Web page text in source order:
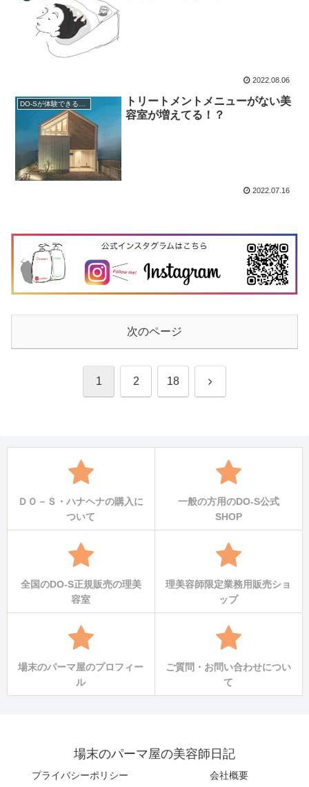
2022.08.06
トリートメントメニューがない美
容室が増えてる！？
2022.07.16
次のページ
1 2 18 次
ＤＯ－Ｓ・ハナヘナの購入に
ついて
一般の方用のDO-S公式
SHOP
全国のDO-S正規販売の理美
容室
理美容師限定業務用販売ショ
ップ
場末のパーマ屋のプロフィー
ル
ご質問・お問い合わせについ
て
場末のパーマ屋の美容師日記
プライバシーポリシー 会社概要